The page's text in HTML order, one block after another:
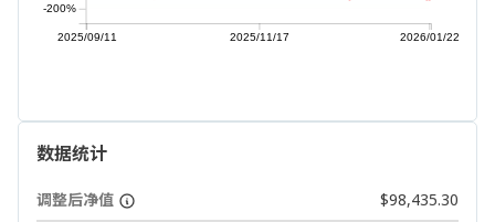
-200%
2025/09/11 2025/11/17 2026/01/22
数据统计
调整后净值
$98,435.30